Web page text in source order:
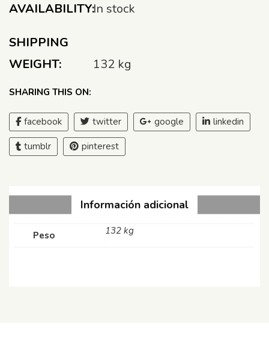
AVAILABILITY:In stock
SHIPPING
WEIGHT:
132 kg
SHARING THIS ON:
facebook twitter google linkedin
tumblr pinterest
Información adicional
Peso 132 kg